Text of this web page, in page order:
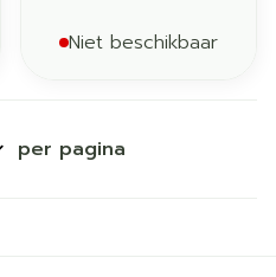
Niet beschikbaar
per pagina